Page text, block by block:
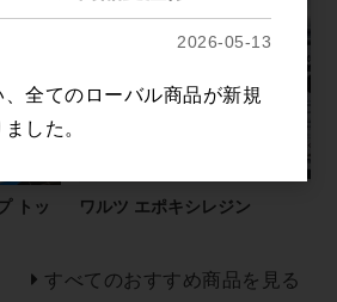
トッ
ワルツ エポキシレジン
すべてのおすすめ商品を見る
2026-05-13
全てのローバル商品が新規
した。